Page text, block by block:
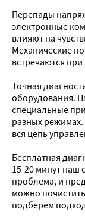
Перепады
электронные
влияют на
Механические
встречаются
Точная
оборудования.
специальные
разных режимах.
вся цепь
Бесплатная
15-20 минут наш
проблема, и
можно
подберем